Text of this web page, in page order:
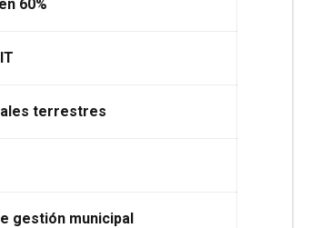
60%
terrestres
gestión municipal